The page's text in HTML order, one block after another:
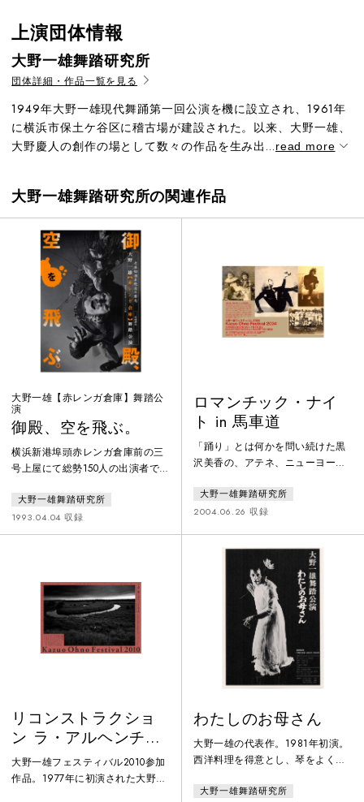
上演団体情報
大野一雄舞踏研究所
団体詳細・作品一覧を見る
1949年大野一雄現代舞踊第一回公演を機に設立され、1961年
に横浜市保土ケ谷区に稽古場が建設された。以来、大野一雄、
大野慶人の創作の場として数々の作品を生み出...read more
大野一雄舞踏研究所の関連作品
大野一雄【赤レンガ倉庫】舞踏公
演
御殿、空を飛ぶ。
横浜新港埠頭赤レンガ倉庫前の三
号上屋にて総勢150人の出演者で上
狼など多彩なイメージを花開かせ
ながら、舞踏家だけでなく、音楽
家や写真家、地元の合唱団までを
大野一雄舞踏研究所
1993.04.04 収録
ロマンチック・ナイ
ト in 馬車道
「踊り」とは何かを問い続けた黒
沢美香の、アテネ、ニューヨー
レパートリー。共演したのは、
日々自宅の「庭劇場」で首を吊る
ティバル（2004）参加。
大野一雄舞踏研究所
2004.06.26 収録
リコンストラクショ
ン ラ・アルヘンチー
ナ頌
大野一雄フェスティバル2010参加
作品。1977年に初演された大野一
わたしのお母さん
大野一雄の代表作。1981年初演。
西洋料理を得意とし、琴をよくし
っている。プログラムには、幼い
大野一雄舞踏研究所